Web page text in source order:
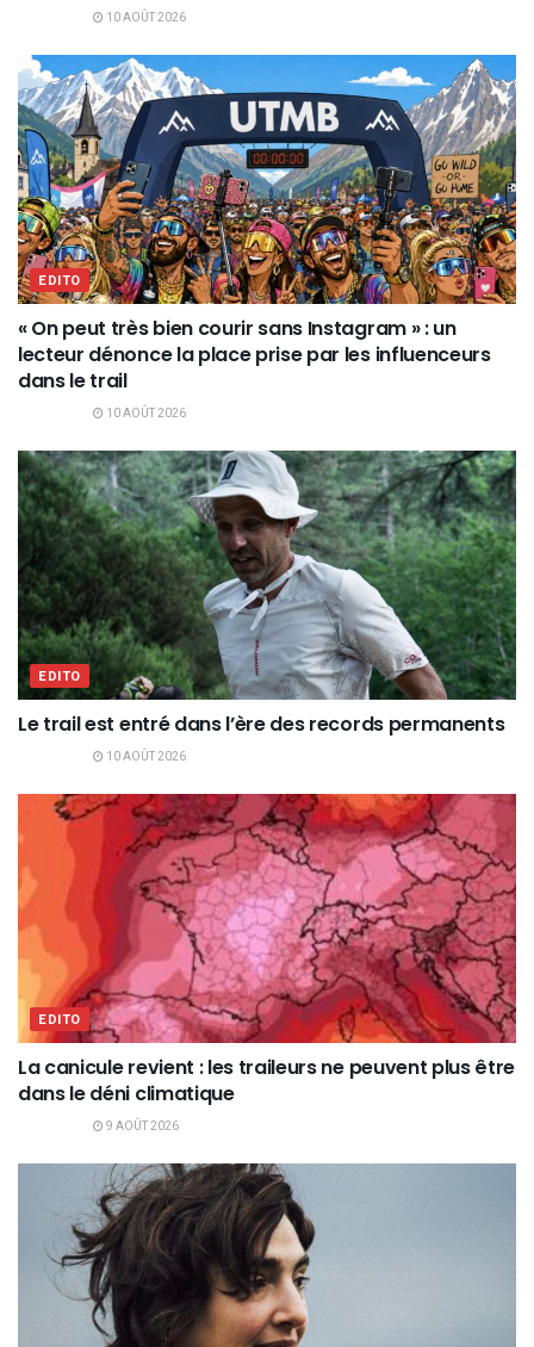
10 AOÛT 2026
EDITO
« On peut très bien courir sans Instagram » : un
lecteur dénonce la place prise par les influenceurs
dans le trail
10 AOÛT 2026
EDITO
Le trail est entré dans l’ère des records permanents
10 AOÛT 2026
EDITO
La canicule revient : les traileurs ne peuvent plus être
dans le déni climatique
9 AOÛT 2026